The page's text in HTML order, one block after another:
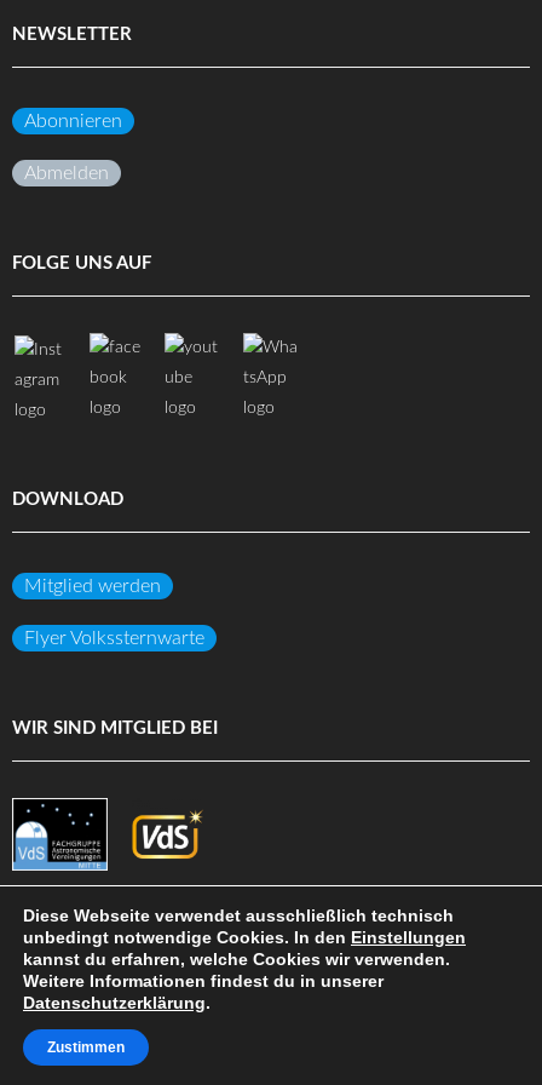
NEWSLETTER
Abonnieren
Abmelden
FOLGE UNS AUF
DOWNLOAD
Mitglied werden
Flyer Volkssternwarte
WIR SIND MITGLIED BEI
(c) Volkssternwarte Darmstadt e.V.
DATENSCHUTZ IMPRESSUM
Diese Webseite verwendet ausschließlich technisch
unbedingt notwendige Cookies. In den Einstellungen
kannst du erfahren, welche Cookies wir verwenden.
Weitere Informationen findest du in unserer
Datenschutzerklärung.
Zustimmen